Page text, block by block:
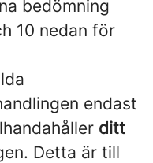
bedömning
10 nedan för
endast
ditt
Detta är till